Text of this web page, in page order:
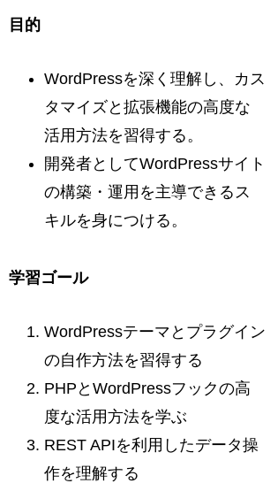
目的
WordPressを深く理解し、カス
タマイズと拡張機能の高度な
活用方法を習得する。
開発者としてWordPressサイト
の構築・運用を主導できるス
キルを身につける。
学習ゴール
WordPressテーマとプラグイン
の自作方法を習得する
PHPとWordPressフックの高
度な活用方法を学ぶ
REST APIを利用したデータ操
作を理解する